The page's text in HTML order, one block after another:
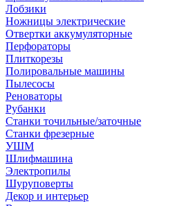
Лобзики
Ножницы электрические
Отвертки аккумуляторные
Перфораторы
Плиткорезы
Полировальные машины
Пылесосы
Реноваторы
Рубанки
Станки точильные/заточные
Станки фрезерные
УШМ
Шлифмашина
Электропилы
Шуруповерты
Декор и интерьер